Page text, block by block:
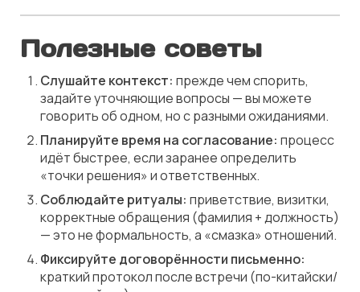
Полезные советы
Слушайте контекст: прежде чем спорить,
задайте уточняющие вопросы — вы можете
говорить об одном, но с разными ожиданиями.
Планируйте время на согласование: процесс
идёт быстрее, если заранее определить
«точки решения» и ответственных.
Соблюдайте ритуалы: приветствие, визитки,
корректные обращения (фамилия + должность)
— это не формальность, а «смазка» отношений.
Фиксируйте договорённости письменно:
краткий протокол после встречи (по-китайски/